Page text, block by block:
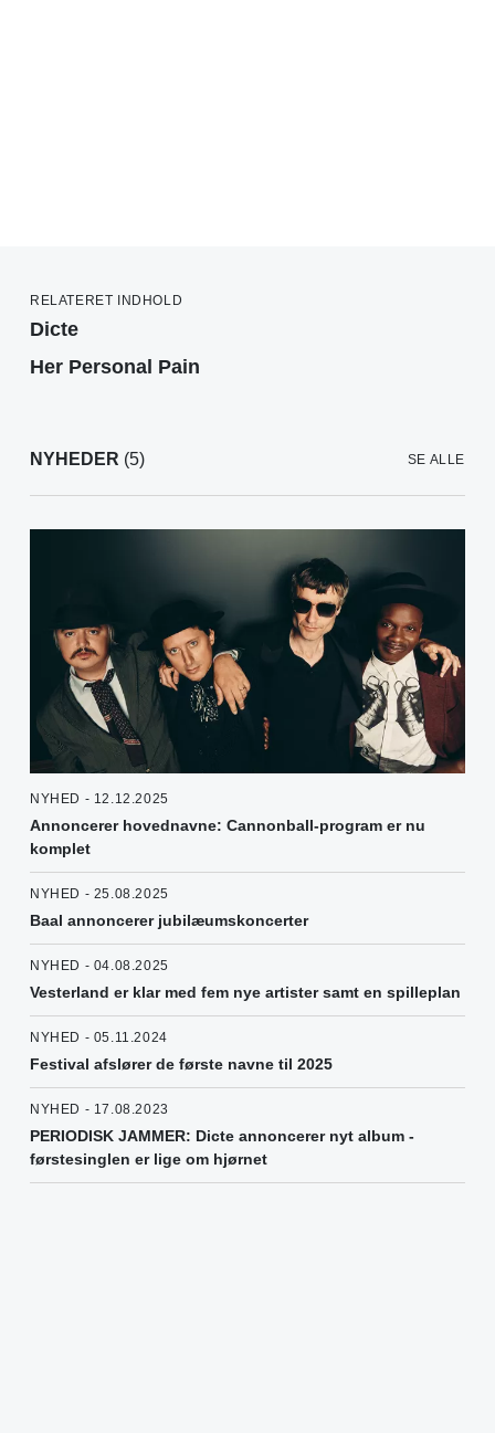
RELATERET INDHOLD
Dicte
Her Personal Pain
NYHEDER (5) SE ALLE
NYHED - 12.12.2025
Annoncerer hovednavne: Cannonball-program er nu
komplet
NYHED - 25.08.2025
Baal annoncerer jubilæumskoncerter
NYHED - 04.08.2025
Vesterland er klar med fem nye artister samt en spilleplan
NYHED - 05.11.2024
Festival afslører de første navne til 2025
NYHED - 17.08.2023
PERIODISK JAMMER: Dicte annoncerer nyt album -
førstesinglen er lige om hjørnet